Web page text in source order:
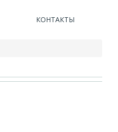
КОНТАКТЫ